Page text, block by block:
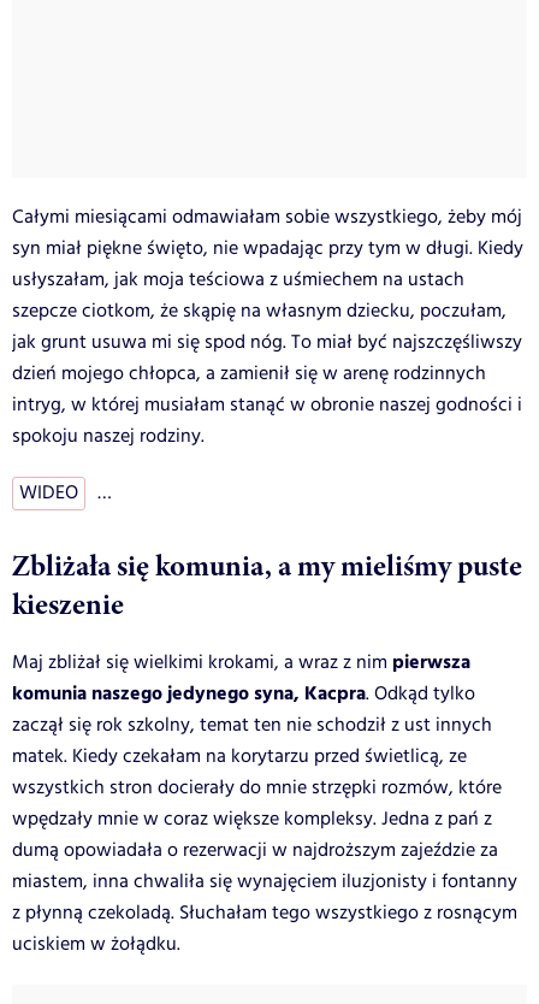
Całymi miesiącami odmawiałam sobie wszystkiego, żeby mój
syn miał piękne święto, nie wpadając przy tym w długi. Kiedy
usłyszałam, jak moja teściowa z uśmiechem na ustach
szepcze ciotkom, że skąpię na własnym dziecku, poczułam,
jak grunt usuwa mi się spod nóg. To miał być najszczęśliwszy
dzień mojego chłopca, a zamienił się w arenę rodzinnych
intryg, w której musiałam stanąć w obronie naszej godności i
spokoju naszej rodziny.
WIDEO …
Zbliżała się komunia, a my mieliśmy puste
kieszenie
Maj zbliżał się wielkimi krokami, a wraz z nim pierwsza
komunia naszego jedynego syna, Kacpra. Odkąd tylko
zaczął się rok szkolny, temat ten nie schodził z ust innych
matek. Kiedy czekałam na korytarzu przed świetlicą, ze
wszystkich stron docierały do mnie strzępki rozmów, które
wpędzały mnie w coraz większe kompleksy. Jedna z pań z
dumą opowiadała o rezerwacji w najdroższym zajeździe za
miastem, inna chwaliła się wynajęciem iluzjonisty i fontanny
z płynną czekoladą. Słuchałam tego wszystkiego z rosnącym
uciskiem w żołądku.